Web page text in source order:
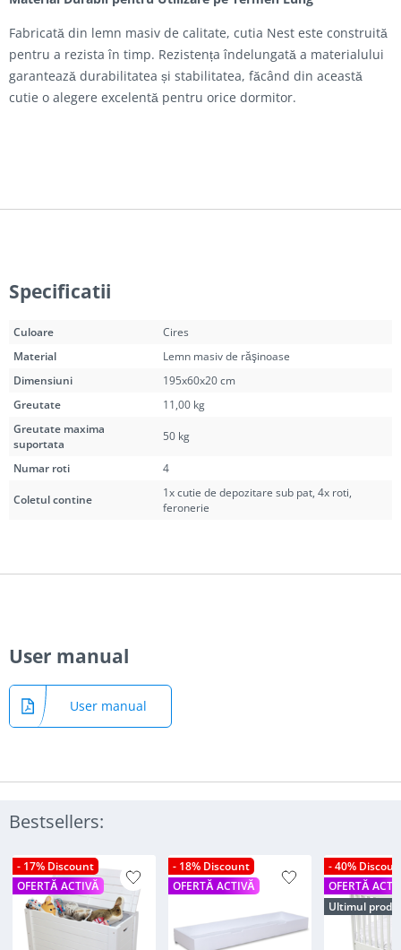
Fabricată din lemn masiv de calitate, cutia Nest este construită
pentru a rezista în timp. Rezistența îndelungată a materialului
garantează durabilitatea și stabilitatea, făcând din această
cutie o alegere excelentă pentru orice dormitor.
Specificatii
Culoare
Cires
Material
Lemn masiv de răşinoase
Dimensiuni
195x60x20 cm
Greutate
11,00 kg
Greutate maxima
suportata
50 kg
Numar roti 4
Coletul contine
1x cutie de depozitare sub pat, 4x roti,
feronerie
User manual
User manual
Bestsellers:
- 17% Discount
OFERTĂ ACTIVĂ
- 18% Discount
OFERTĂ ACTIVĂ
- 40%
OFERTĂ
Ultimul